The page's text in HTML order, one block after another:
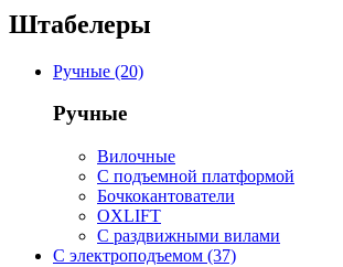
Штабелеры
Ручные (20)
Ручные
Вилочные
С подъемной платформой
Бочкокантователи
OXLIFT
С раздвижными вилами
С электроподъемом (37)